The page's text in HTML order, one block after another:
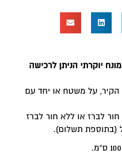
יוקרתי הניתן לרכישה
הקיר, על משטח או יחד עם
לברז או ללא חור לברז
(בתוספת תשלום).